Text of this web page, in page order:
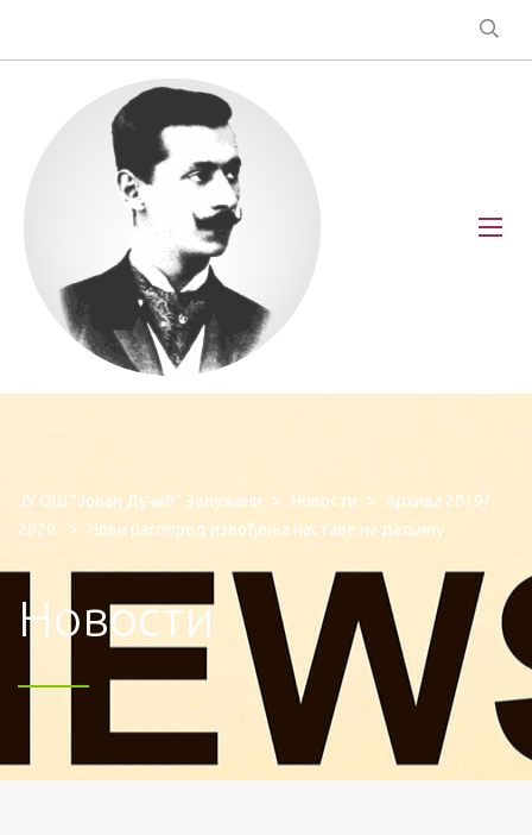
ЈУ ОШ "Јован Дучић" Залужани > Новости >
Архива 2019/
2020.
> Нови распоред извођења наставе на даљину
Новости